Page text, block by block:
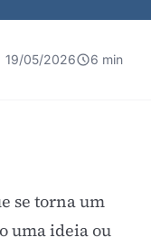
19/05/2026 6 min
se torna um
uma ideia ou